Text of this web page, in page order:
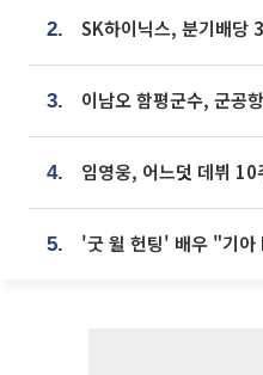
2.
3. 이남오 함평군수, 군공
4.
5.